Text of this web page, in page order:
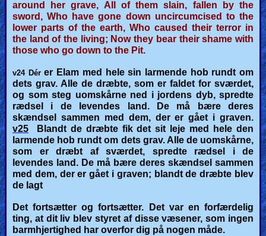
around her grave, All of them slain, fallen by the
sword, Who have gone down uncircumcised to the
lower parts of the earth, Who caused their terror in
the land of the living; Now they bear their shame with
those who go down to the Pit.
v24 Dérer Elam med hele sin larmende hob rundt om
dets grav. Alle de dræbte, som er faldet for sværdet,
og som steg uomskårne ned i jordens dyb, spredte
rædsel i de levendes land. De må bære deres
skændsel sammen med dem, der er gået i graven.
v25 Blandt de dræbte fik det sit leje med hele den
larmende hob rundt om dets grav. Alle de uomskårne,
som er dræbt af sværdet, spredte rædsel i de
levendes land. De må bære deres skændsel sammen
med dem, der er gået i graven; blandt de dræbte blev
de lagt
Det fortsætter og fortsætter. Det var en forfærdelig
ting, at dit liv blev styret af disse væsener, som ingen
barmhjertighed har overfor dig på nogen måde.